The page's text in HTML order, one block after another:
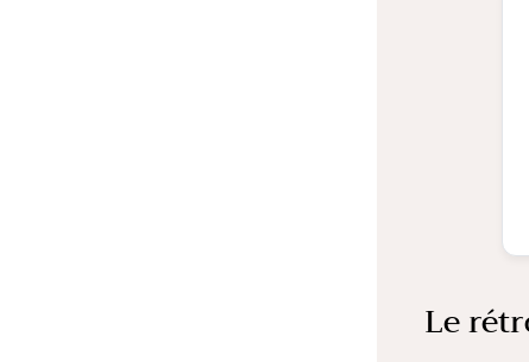
Le